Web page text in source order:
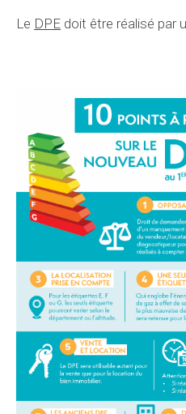
Le DPE doit être réalisé par